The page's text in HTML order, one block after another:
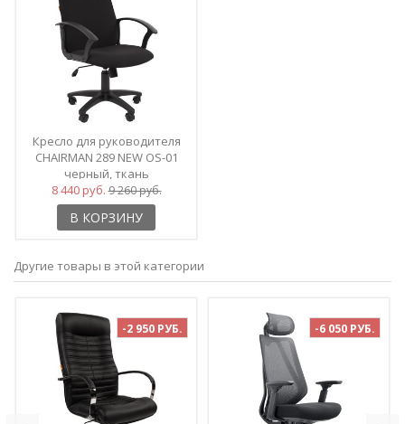
Кресло для руководителя
CHAIRMAN 289 NEW OS-01
черный, ткань
8 440 руб.9 260 руб.
В КОРЗИНУ
Другие товары в этой категории
-2 950 РУБ. -6 050 РУБ.